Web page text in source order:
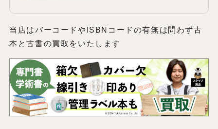
当店はバーコードやISBNコードの有無は問わず古
本と古書の買取をいたします